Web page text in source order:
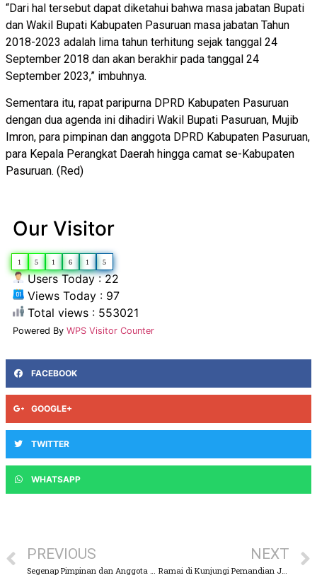
“Dari hal tersebut dapat diketahui bahwa masa jabatan Bupati
dan Wakil Bupati Kabupaten Pasuruan masa jabatan Tahun
2018-2023 adalah lima tahun terhitung sejak tanggal 24
September 2018 dan akan berakhir pada tanggal 24
September 2023,” imbuhnya.
Sementara itu, rapat paripurna DPRD Kabupaten Pasuruan
dengan dua agenda ini dihadiri Wakil Bupati Pasuruan, Mujib
Imron, para pimpinan dan anggota DPRD Kabupaten Pasuruan,
para Kepala Perangkat Daerah hingga camat se-Kabupaten
Pasuruan. (Red)
Our Visitor
1 5 1 6 1 5
Users Today : 22
Views Today : 97
Total views : 553021
Powered By WPS Visitor Counter
FACEBOOK
GOOGLE+
TWITTER
WHATSAPP
PREVIOUS NEXT
Ramai di Kunjungi Pemandian Jolotundo Mojokerto, Penuh Misteri